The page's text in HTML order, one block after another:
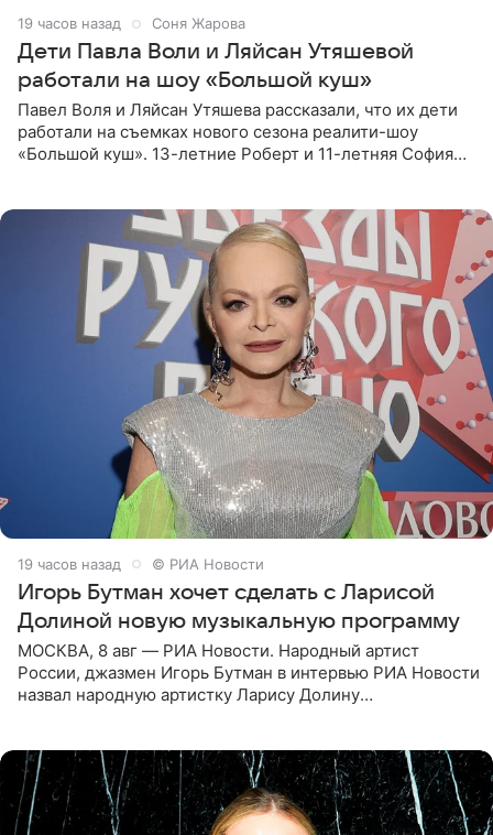
19 часов назад Соня Жарова
Дети Павла Воли и Ляйсан Утяшевой
работали на шоу «Большой куш»
Павел Воля и Ляйсан Утяшева рассказали, что их дети
работали на съемках нового сезона реалити-шоу
«Большой куш». 13-летние Роберт и 11-летняя София
19 часов назад © РИА Новости
Игорь Бутман хочет сделать с Ларисой
Долиной новую музыкальную программу
МОСКВА, 8 авг — РИА Новости. Народный артист
России, джазмен Игорь Бутман в интервью РИА Новости
назвал народную артистку Ларису Долину